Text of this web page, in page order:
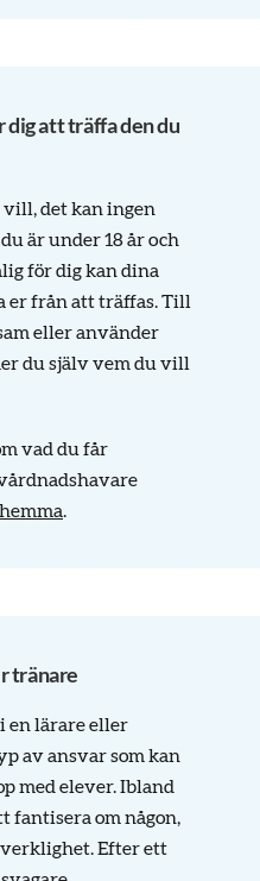
att träffa den du
det kan ingen
är under 18 år och
för dig kan dina
er från att träffas. Till
eller använder
du själv vem du vill
vad du får
.
tränare
en lärare eller
av ansvar som kan
med elever. Ibland
fantisera om någon,
Efter ett